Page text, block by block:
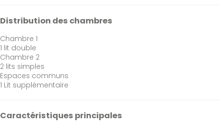
Distribution des chambres
Chambre 1
1 lit double
Chambre 2
2 lits simples
Espaces communs
1 Lit supplémentaire
Caractéristiques principales